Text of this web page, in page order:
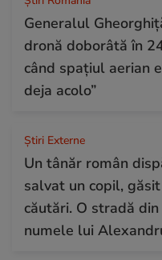
Generalul
dronă doborâtă în
când spațiul aerian
deja acolo”
Știri Externe
Un tânăr român
salvat un copil,
căutări. O stradă
numele lui